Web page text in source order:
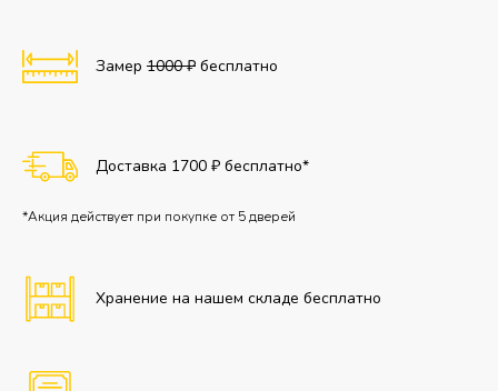
Замер 1000 ₽ бесплатно
Доставка 1700 ₽ бесплатно*
*Акция действует при покупке от 5 дверей
Хранение на нашем складе бесплатно